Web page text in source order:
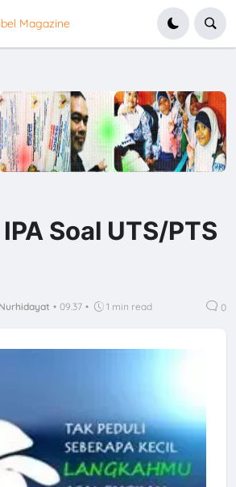
Soal UTS/PTS
• 09.37 • 1 min read 0